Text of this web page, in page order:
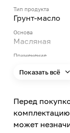
Тип продукта
Грунт-масло
Основа
Масляная
Применение
влажностью,
влажностью
Показать всё
Перед
может